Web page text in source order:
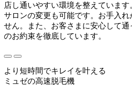
店し通いやすい環境を整えていま
サロンの変更も可能です。お手入れ
せん。また、お客さまに安心して
のお約束を徹底しています。
より短時間でキレイを叶える
ミュゼの高速脱毛機